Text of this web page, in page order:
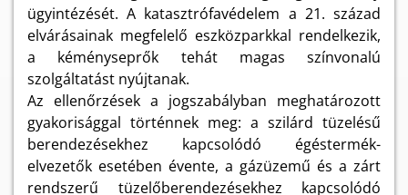
ügyintézését. A katasztrófavédelem a 21. század
elvárásainak megfelelő eszközparkkal rendelkezik,
a kéményseprők tehát magas színvonalú
szolgáltatást nyújtanak.
Az ellenőrzések a jogszabályban meghatározott
gyakorisággal történnek meg: a szilárd tüzelésű
berendezésekhez kapcsolódó égéstermék-
elvezetők esetében évente, a gázüzemű és a zárt
rendszerű tüzelőberendezésekhez kapcsolódó